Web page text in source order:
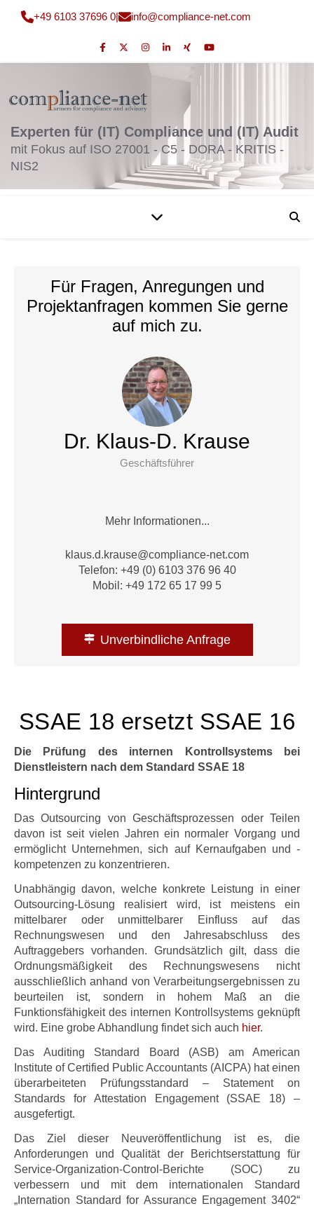
+49 6103 37696 0| moc.t
en-ec
nailp
moc@o
fni
Experten für (IT) Compliance und (IT) Audit
mit Fokus auf ISO 27001 - C5 - DORA - KRITIS -
NIS2
Für Fragen, Anregungen und
Projektanfragen kommen Sie gerne
auf mich zu.
Dr. Klaus-D. Krause
Geschäftsführer
Mehr Informationen...
moc.t
en-ec
nailp
moc@e
suark
.d.su
alk
Telefon: +49 (0) 6103 376 96 40
Mobil: +49 172 65 17 99 5
Unverbindliche Anfrage
SSAE 18 ersetzt SSAE 16
Die Prüfung des internen Kontrollsystems bei
Dienstleistern nach dem Standard SSAE 18
Hintergrund
Das Outsourcing von Geschäftsprozessen oder Teilen
davon ist seit vielen Jahren ein normaler Vorgang und
ermöglicht Unternehmen, sich auf Kernaufgaben und -
kompetenzen zu konzentrieren.
Unabhängig davon, welche konkrete Leistung in einer
Outsourcing-Lösung realisiert wird, ist meistens ein
mittelbarer oder unmittelbarer Einfluss auf das
Rechnungswesen und den Jahresabschluss des
Auftraggebers vorhanden. Grundsätzlich gilt, dass die
Ordnungsmäßigkeit des Rechnungswesens nicht
ausschließlich anhand von Verarbeitungsergebnissen zu
beurteilen ist, sondern in hohem Maß an die
Funktionsfähigkeit des internen Kontrollsystems geknüpft
wird. Eine grobe Abhandlung findet sich auch hier.
Das Auditing Standard Board (ASB) am American
Institute of Certified Public Accountants (AICPA) hat einen
überarbeiteten Prüfungsstandard – Statement on
Standards for Attestation Engagement (SSAE 18) –
ausgefertigt.
Das Ziel dieser Neuveröffentlichung ist es, die
Anforderungen und Qualität der Berichtserstattung für
Service-Organization-Control-Berichte (SOC) zu
verbessern und mit dem internationalen Standard
„Internation Standard for Assurance Engagement 3402“